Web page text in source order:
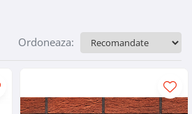
Ordoneaza: